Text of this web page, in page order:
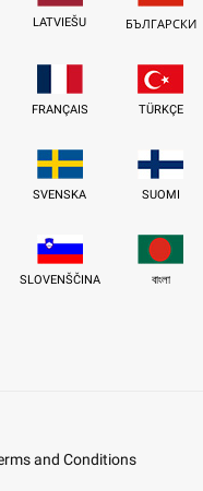
LATVIEŠU БЪЛГАРСКИ
FRANÇAIS TÜRKÇE
SVENSKA SUOMI
SLOVENŠČINA বাংলা
and Conditions